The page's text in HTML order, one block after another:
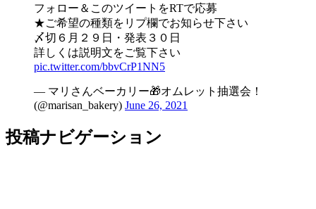
フォロー＆このツイートをRTで応募
★ご希望の種類をリプ欄でお知らせ下さい
〆切６月２９日・発表３０日
詳しくは説明文をご覧下さい
pic.twitter.com/bbvCrP1NN5
— マリさんベーカリー🎁オムレット抽選会！
(@marisan_bakery) June 26, 2021
投稿ナビゲーション